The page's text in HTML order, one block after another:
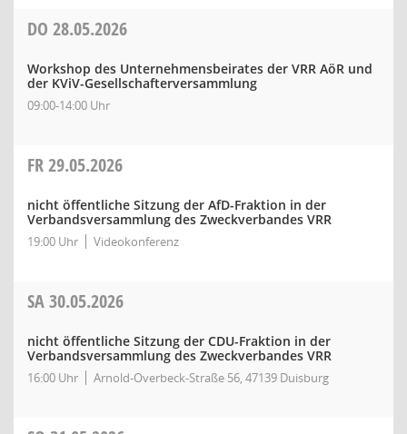
DO 28.05.2026
Workshop des Unternehmensbeirates der VRR AöR und
der KViV-Gesellschafterversammlung
09:00-14:00 Uhr
FR29.05.2026
nicht öffentliche Sitzung der AfD-Fraktion in der
Verbandsversammlung des Zweckverbandes VRR
19:00 Uhr Videokonferenz
SA30.05.2026
nicht öffentliche Sitzung der CDU-Fraktion in der
Verbandsversammlung des Zweckverbandes VRR
16:00 Uhr Arnold-Overbeck-Straße 56, 47139 Duisburg